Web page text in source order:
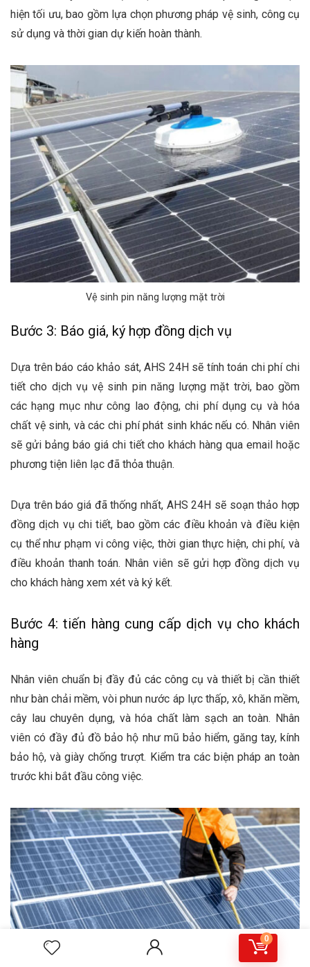
0
hiện tối ưu, bao gồm lựa chọn phương pháp vệ sinh, công cụ
sử dụng và thời gian dự kiến hoàn thành.
Vệ sinh pin năng lượng mặt trời
Bước 3: Báo giá, ký hợp đồng dịch vụ
Dựa trên báo cáo khảo sát, AHS 24H sẽ tính toán chi phí chi
tiết cho dịch vụ vệ sinh pin năng lượng mặt trời, bao gồm
các hạng mục như công lao động, chi phí dụng cụ và hóa
chất vệ sinh, và các chi phí phát sinh khác nếu có. Nhân viên
sẽ gửi bảng báo giá chi tiết cho khách hàng qua email hoặc
phương tiện liên lạc đã thỏa thuận.
Dựa trên báo giá đã thống nhất, AHS 24H sẽ soạn thảo hợp
đồng dịch vụ chi tiết, bao gồm các điều khoản và điều kiện
cụ thể như phạm vi công việc, thời gian thực hiện, chi phí, và
điều khoản thanh toán. Nhân viên sẽ gửi hợp đồng dịch vụ
cho khách hàng xem xét và ký kết.
Bước 4: tiến hàng cung cấp dịch vụ cho khách
hàng
Nhân viên chuẩn bị đầy đủ các công cụ và thiết bị cần thiết
như bàn chải mềm, vòi phun nước áp lực thấp, xô, khăn mềm,
cây lau chuyên dụng, và hóa chất làm sạch an toàn. Nhân
viên có đầy đủ đồ bảo hộ như mũ bảo hiểm, găng tay, kính
bảo hộ, và giày chống trượt. Kiểm tra các biện pháp an toàn
trước khi bắt đầu công việc.